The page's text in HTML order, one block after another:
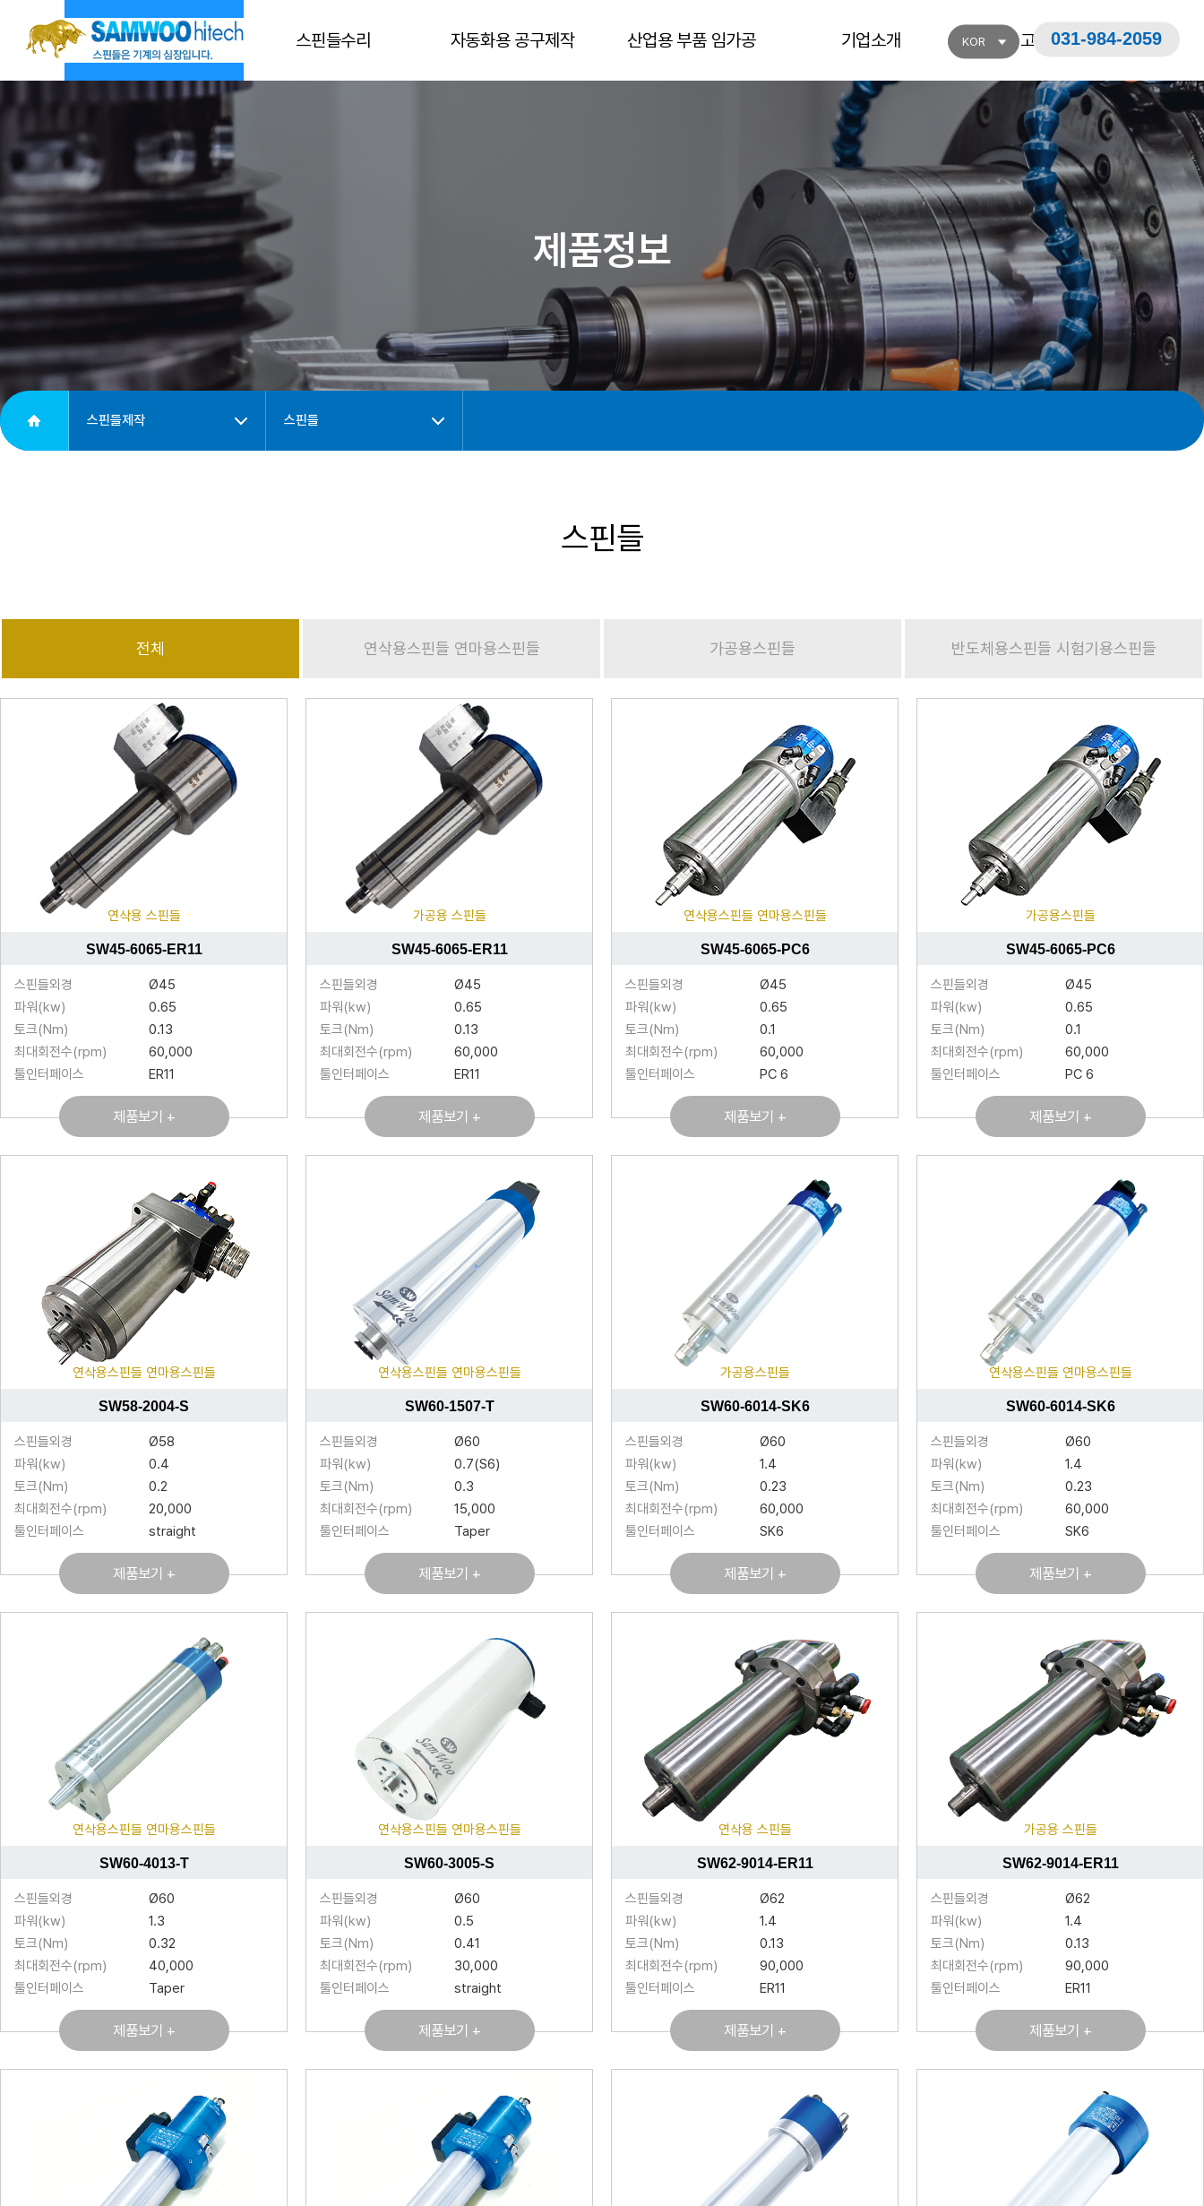
031-984-2059
스핀들제작 스핀들수리 자동화용 공구제작 산업용 부품 임가공 기업소개 고객지원
제품정보
스핀들제작 스핀들
스핀들
전체 연삭용스핀들 연마용스핀들 가공용스핀들 반도체용스핀들 시험기용스핀들
연삭용 스핀들
SW45-6065-ER11
스핀들외경
Ø45
파워(kw)
0.65
토크(Nm)
0.13
최대회전수(rpm)
60,000
툴인터페이스
ER11
제품보기 +
가공용 스핀들
SW45-6065-ER11
스핀들외경
Ø45
파워(kw)
0.65
토크(Nm)
0.13
최대회전수(rpm)
60,000
툴인터페이스
ER11
제품보기 +
연삭용스핀들 연마용스핀들
SW45-6065-PC6
스핀들외경
Ø45
파워(kw)
0.65
토크(Nm)
0.1
최대회전수(rpm)
60,000
툴인터페이스
PC 6
제품보기 +
가공용스핀들
SW45-6065-PC6
스핀들외경
Ø45
파워(kw)
0.65
토크(Nm)
0.1
최대회전수(rpm)
60,000
툴인터페이스
PC 6
제품보기 +
연삭용스핀들 연마용스핀들
SW58-2004-S
스핀들외경
Ø58
파워(kw)
0.4
토크(Nm)
0.2
최대회전수(rpm)
20,000
툴인터페이스
straight
제품보기 +
연삭용스핀들 연마용스핀들
SW60-1507-T
스핀들외경
Ø60
파워(kw)
0.7(S6)
토크(Nm)
0.3
최대회전수(rpm)
15,000
툴인터페이스
Taper
제품보기 +
가공용스핀들
SW60-6014-SK6
스핀들외경
Ø60
파워(kw)
1.4
토크(Nm)
0.23
최대회전수(rpm)
60,000
툴인터페이스
SK6
제품보기 +
연삭용스핀들 연마용스핀들
SW60-6014-SK6
스핀들외경
Ø60
파워(kw)
1.4
토크(Nm)
0.23
최대회전수(rpm)
60,000
툴인터페이스
SK6
제품보기 +
연삭용스핀들 연마용스핀들
SW60-4013-T
스핀들외경
Ø60
파워(kw)
1.3
토크(Nm)
0.32
최대회전수(rpm)
40,000
툴인터페이스
Taper
제품보기 +
연삭용스핀들 연마용스핀들
SW60-3005-S
스핀들외경
Ø60
파워(kw)
0.5
토크(Nm)
0.41
최대회전수(rpm)
30,000
툴인터페이스
straight
제품보기 +
연삭용 스핀들
SW62-9014-ER11
스핀들외경
Ø62
파워(kw)
1.4
토크(Nm)
0.13
최대회전수(rpm)
90,000
툴인터페이스
ER11
제품보기 +
가공용 스핀들
SW62-9014-ER11
스핀들외경
Ø62
파워(kw)
1.4
토크(Nm)
0.13
최대회전수(rpm)
90,000
툴인터페이스
ER11
제품보기 +